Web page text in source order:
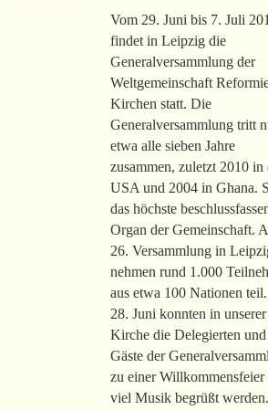
Vom 29. Juni bis 7. Juli
findet in Leipzig die
Generalversammlung der
Weltgemeinschaft
Kirchen statt. Die
Generalversammlung tritt
etwa alle sieben Jahre
zusammen, zuletzt 2010 in
USA und 2004 in Ghana.
das höchste
Organ der Gemeinschaft.
26. Versammlung in
nehmen rund 1.000
aus etwa 100 Nationen
28. Juni konnten in unserer
Kirche die Delegierten und
Gäste der
zu einer Willkommensfeier
viel Musik begrüßt werden.